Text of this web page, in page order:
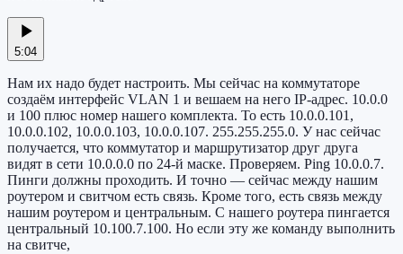
5:04
Нам их надо будет настроить. Мы сейчас на коммутаторе
создаём интерфейс VLAN 1 и вешаем на него IP-адрес. 10.0.0
и 100 плюс номер нашего комплекта. То есть 10.0.0.101,
10.0.0.102, 10.0.0.103, 10.0.0.107. 255.255.255.0. У нас сейчас
получается, что коммутатор и маршрутизатор друг друга
видят в сети 10.0.0.0 по 24-й маске. Проверяем. Ping 10.0.0.7.
Пинги должны проходить. И точно — сейчас между нашим
роутером и свитчом есть связь. Кроме того, есть связь между
нашим роутером и центральным. С нашего роутера пингается
центральный 10.100.7.100. Но если эту же команду выполнить
на свитче,